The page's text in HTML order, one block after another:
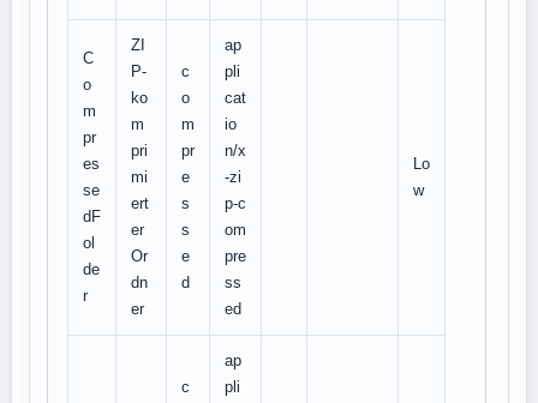
C
o
m
pr
es
se
dF
ol
de
r
ZI
P-
ko
m
pri
mi
ert
er
Or
dn
er
c
o
m
pr
e
s
s
e
d
ap
pli
cat
io
n/x
-zi
p-c
om
pre
ss
ed
Lo
w
c
ap
pli